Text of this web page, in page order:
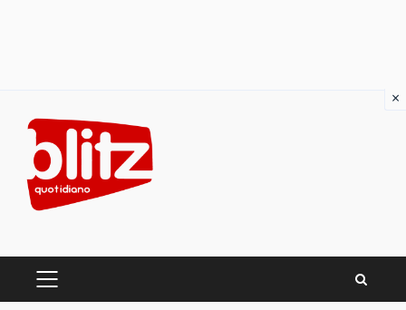
content
PRIMARY
×